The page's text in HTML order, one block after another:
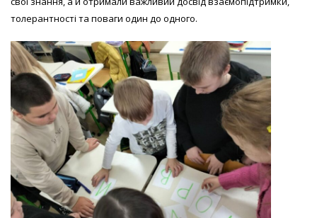
толерантності та поваги один до одного.